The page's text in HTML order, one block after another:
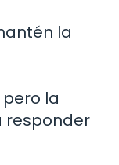
la
la
responder